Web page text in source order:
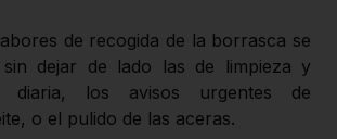
de recogida de la borrasca se
sin dejar de lado las de limpieza y
diaria, los avisos urgentes de
o el pulido de las aceras.